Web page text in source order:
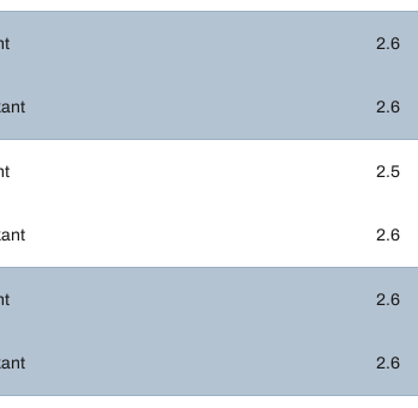
2.6
2.6
2.5
2.6
2.6
2.6